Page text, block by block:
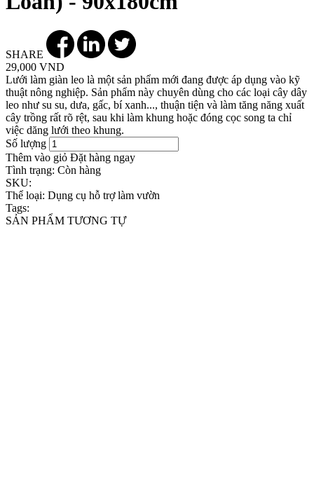
SHARE
29,000 VND
Lưới làm giàn leo là một sản phẩm mới đang được áp dụng vào kỹ
thuật nông nghiệp. Sản phẩm này chuyên dùng cho các loại cây dây
leo như su su, dưa, gấc, bí xanh..., thuận tiện và làm tăng năng xuất
cây trồng rất rõ rệt, sau khi làm khung hoặc đóng cọc song ta chỉ
việc dăng lưới theo khung.
Số lượng
Thêm vào giỏ Đặt hàng ngay
Tình trạng: Còn hàng
SKU:
Thể loại: Dụng cụ hỗ trợ làm vườn
Tags:
SẢN PHẨM TƯƠNG TỰ